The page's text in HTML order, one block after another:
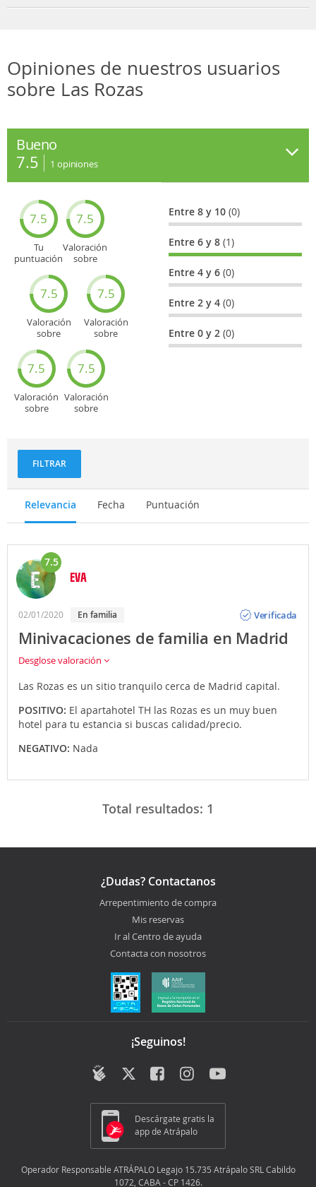
Opiniones de nuestros usuarios
sobre Las Rozas
Bueno
7.5 1 opiniones
7.5
Tu
puntuación
7.5
Valoración
sobre
7.5
Valoración
sobre
7.5
Valoración
sobre
turísticos
7.5
Valoración
sobre
7.5
Valoración
sobre
Entre 8 y 10(0)
Entre 6 y 8(1)
Entre 4 y 6(0)
Entre 2 y 4(0)
Entre 0 y 2(0)
FILTRAR
Relevancia Fecha Puntuación
7.5
EVA
02/01/2020 En familia
Verificada
Minivacaciones de familia en Madrid
Desglose valoración
Las Rozas es un sitio tranquilo cerca de Madrid capital.
POSITIVO: El apartahotel TH las Rozas es un muy buen
hotel para tu estancia si buscas calidad/precio.
NEGATIVO: Nada
Total resultados: 1
¿Dudas? Contactanos
Arrepentimiento de compra
Mis reservas
Ir al Centro de ayuda
Contacta con nosotros
¡Seguinos!
Descárgate gratis la
app de Atrápalo
Operador Responsable ATRÁPALO Legajo 15.735 Atrápalo SRL Cabildo
1072, CABA - CP 1426.